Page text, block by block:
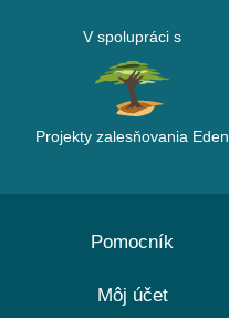
V spolupráci s
Projekty zalesňovania Eden
Pomocník
Môj účet